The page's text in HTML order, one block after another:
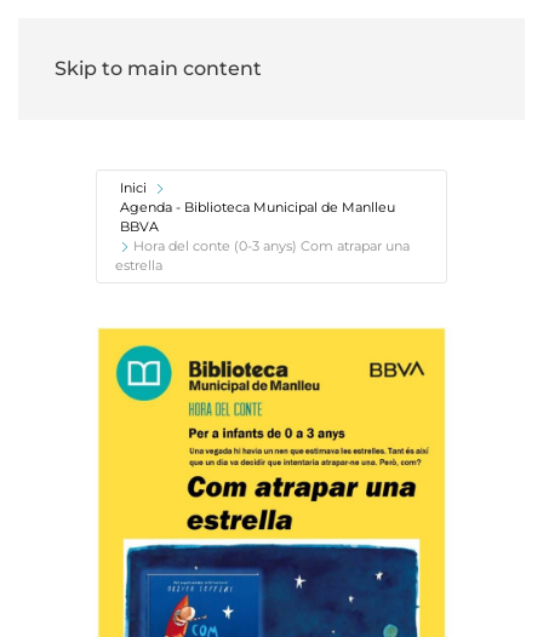
Skip to main content
Inici
Agenda - Biblioteca Municipal de Manlleu
BBVA
Hora del conte (0-3 anys) Com atrapar una
estrella